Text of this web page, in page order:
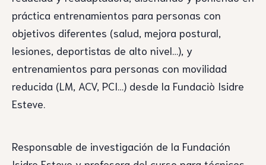
práctica entrenamientos para personas con
objetivos diferentes (salud, mejora postural,
lesiones, deportistas de alto nivel…), y
entrenamientos para personas con movilidad
reducida (LM, ACV, PCI…) desde la Fundaciò Isidre
Esteve.
Responsable de investigación de la Fundación